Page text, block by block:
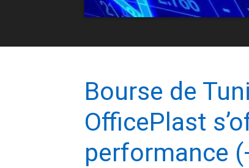
Bourse de
OfficePlast
performance